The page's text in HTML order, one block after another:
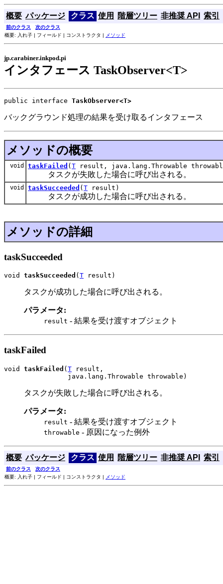
概要 パッケージ クラス 使用 階層ツリー 非推奨 API 索引
前のクラス
次のクラス
概要: 入れ子 | フィールド | コンストラクタ |
メソッド
jp.carabiner.inkpod.pi
インタフェース TaskObserver<T>
public interface TaskObserver<T>
バックグラウンド処理の結果を受け取るインタフェース
メソッドの概要
void taskFailed ( T result, java.lang.Throwable
タスクが失敗した場合に呼び出される。
void taskSucceeded ( T result)
タスクが成功した場合に呼び出される。
メソッドの詳細
taskSucceeded
void taskSucceeded ( T result)
タスクが成功した場合に呼び出される。
パラメータ:
result - 結果を受け渡すオブジェクト
taskFailed
void taskFailed (T result,
                java.lang.Throwable throwable)
タスクが失敗した場合に呼び出される。
パラメータ:
result - 結果を受け渡すオブジェクト
throwable - 原因になった例外
概要 パッケージ クラス 使用 階層ツリー 非推奨 API 索引
前のクラス
次のクラス
概要: 入れ子 | フィールド | コンストラクタ |
メソッド